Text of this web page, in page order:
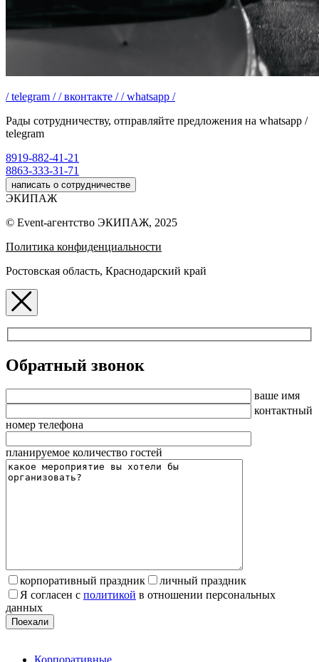
/ telegram // вконтакте // whatsapp /
Рады сотрудничеству, отправляйте предложения на whatsapp /
telegram
8919-882-41-21
8863-333-31-71
написать о сотрудничестве
ЭКИПАЖ
© Event-агентство ЭКИПАЖ, 2025
Политика конфиденциальности
Ростовская область, Краснодарский край
Обратный звонок
ваше имя
контактный
номер телефона
планируемое количество гостей
корпоративный праздник
личный праздник
Я согласен с политикой в отношении персональных
данных
Поехали